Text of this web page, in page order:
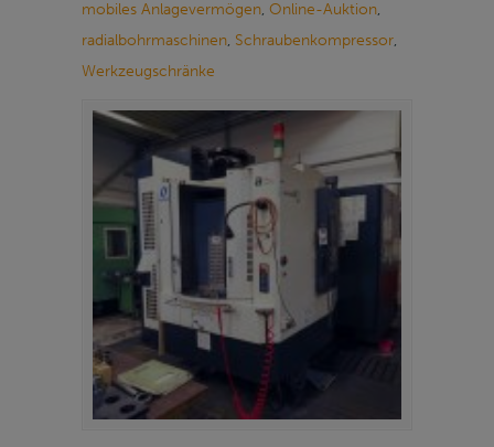
mobiles Anlagevermögen, Online-Auktion,
radialbohrmaschinen, Schraubenkompressor,
Werkzeugschränke